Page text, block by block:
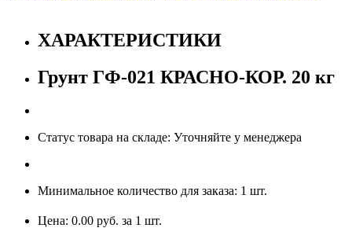
ХАРАКТЕРИСТИКИ
Грунт ГФ-021 КРАСНО-КОР. 20 кг
Статус товара на складе: Уточняйте у менеджера
Минимальное количество для заказа: 1 шт.
Цена: 0.00 руб. за 1 шт.